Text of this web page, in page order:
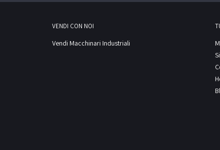
VENDI CON NOI
Vendi Macchinari Industriali